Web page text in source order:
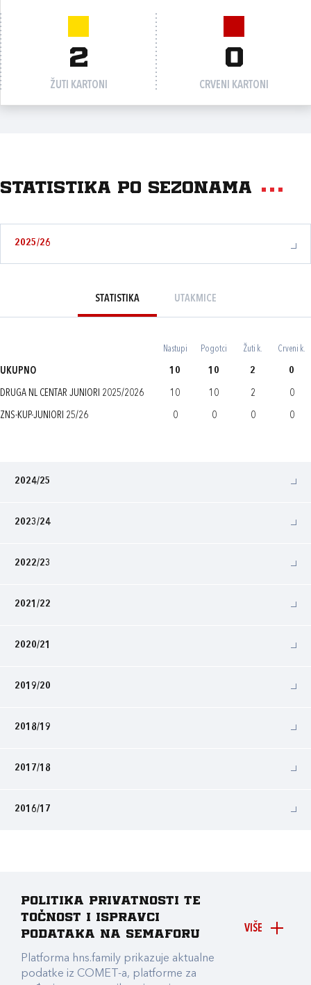
2
ŽUTI KARTONI
0
CRVENI KARTONI
Statistika po sezonama
2025/26
STATISTIKA UTAKMICE
Nastupi Pogotci Žuti k. Crveni k.
UKUPNO 10 10 2 0
DRUGA NL CENTAR JUNIORI 2025/2026 10 10 2 0
ZNS-KUP-JUNIORI 25/26 0 0 0 0
2024/25
2023/24
2022/23
2021/22
2020/21
2019/20
2018/19
2017/18
2016/17
VIŠE
Politika privatnosti te
točnost i ispravci
podataka na Semaforu
Platforma hns.family prikazuje aktualne
podatke iz COMET-a, platforme za